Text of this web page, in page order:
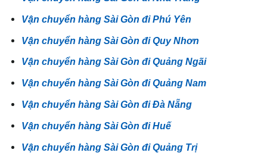
Vận chuyển hàng Sài Gòn đi Phú Yên
Vận chuyển hàng Sài Gòn đi Quy Nhơn
Vận chuyển hàng Sài Gòn đi Quảng Ngãi
Vận chuyển hàng Sài Gòn đi Quảng Nam
Vận chuyển hàng Sài Gòn đi Đà Nẵng
Vận chuyển hàng Sài Gòn đi Huế
Vận chuyển hàng Sài Gòn đi Quảng Trị